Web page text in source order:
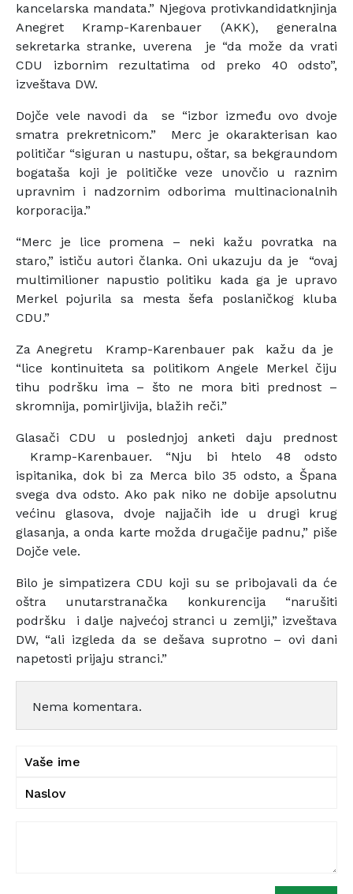
kancelarska mandata.” Njegova protivkandidatknjinja
Anegret Kramp-Karenbauer (AKK), generalna
sekretarka stranke, uverena je “da može da vrati
CDU izbornim rezultatima od preko 40 odsto”,
izveštava DW.
Dojče vele navodi da se “izbor između ovo dvoje
smatra prekretnicom.” Merc je okarakterisan kao
političar “siguran u nastupu, oštar, sa bekgraundom
bogataša koji je političke veze unovčio u raznim
upravnim i nadzornim odborima multinacionalnih
korporacija.”
“Merc je lice promena – neki kažu povratka na
staro,” ističu autori članka. Oni ukazuju da je “ovaj
multimilioner napustio politiku kada ga je upravo
Merkel pojurila sa mesta šefa poslaničkog kluba
CDU.”
Za Anegretu Kramp-Karenbauer pak kažu da je
“lice kontinuiteta sa politikom Angele Merkel čiju
tihu podršku ima – što ne mora biti prednost –
skromnija, pomirljivija, blažih reči.”
Glasači CDU u poslednjoj anketi daju prednost
Kramp-Karenbauer. “Nju bi htelo 48 odsto
ispitanika, dok bi za Merca bilo 35 odsto, a Špana
svega dva odsto. Ako pak niko ne dobije apsolutnu
većinu glasova, dvoje najjačih ide u drugi krug
glasanja, a onda karte možda drugačije padnu,” piše
Dojče vele.
Bilo je simpatizera CDU koji su se pribojavali da će
oštra unutarstranačka konkurencija “narušiti
podršku i dalje najvećoj stranci u zemlji,” izveštava
DW, “ali izgleda da se dešava suprotno – ovi dani
napetosti prijaju stranci.”
Nema komentara.